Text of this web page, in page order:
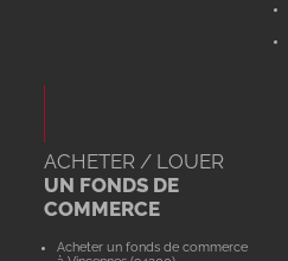
ACHETER / LOUER
UN FONDS DE
COMMERCE
Acheter un fonds de commerce